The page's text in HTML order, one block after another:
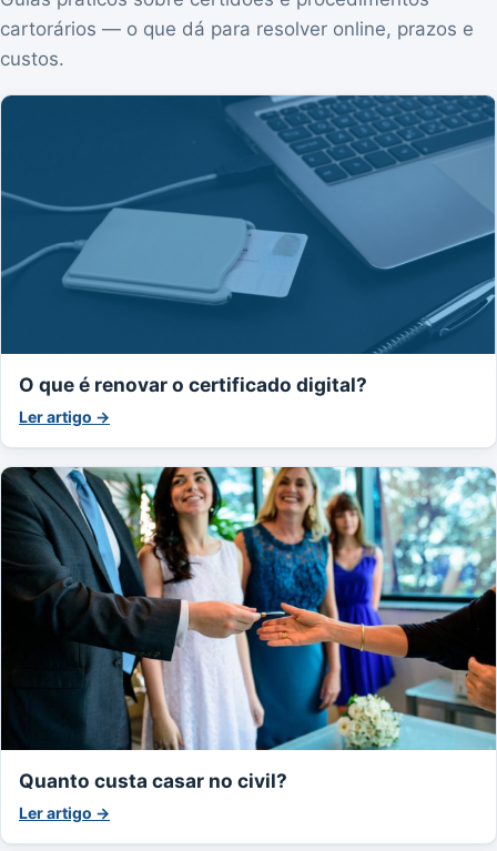
cartorários — o que dá para resolver online, prazos e
custos.
O que é renovar o certificado digital?
Ler artigo →
Quanto custa casar no civil?
Ler artigo →